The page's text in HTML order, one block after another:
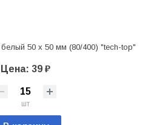
50 х 50 мм (80/400) "tech-top"
Цена: 39 ₽
шт